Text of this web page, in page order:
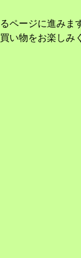
ページに進みま
い物をお楽しみ